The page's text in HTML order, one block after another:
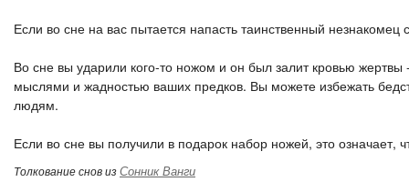
Если во сне на вас пытается напасть таинственный
Во сне вы ударили кого-то ножом и он был залит кровью
мыслями и жадностью ваших предков. Вы можете избежать
людям.
Если во сне вы получили в подарок набор ножей, это означает,
Толкование снов изСонник Ванги